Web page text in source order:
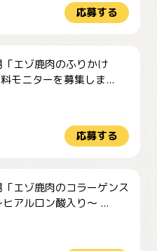
応募する
「エゾ鹿肉のふりかけ
モニターを募集しま...
応募する
エゾ鹿肉のコラーゲンス
アルロン酸入り～ ...